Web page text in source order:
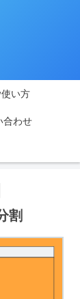
い方
合わせ
割